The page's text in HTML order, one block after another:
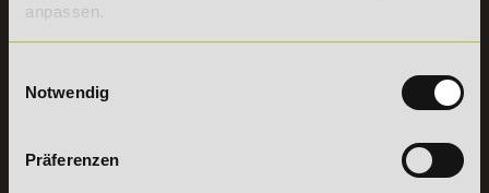
anpassen.
Notwendig
Präferenzen
+49 (0) 7191 9513203
Willy-Brandt-Platz 2
Fax:+49 (0) 7191 - 22 986 - 99